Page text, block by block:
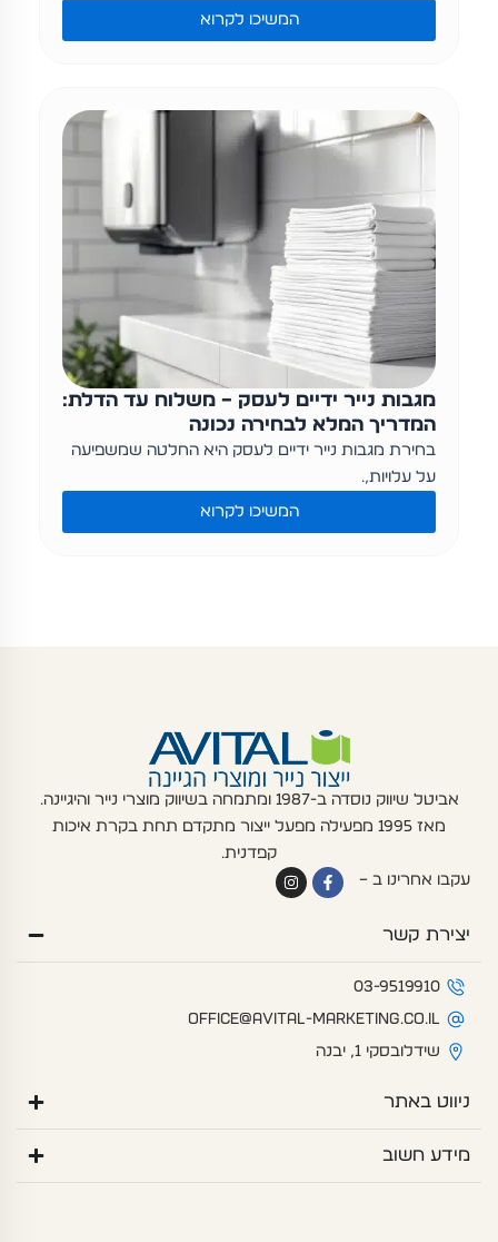
המשיכו לקרוא
מגבות נייר ידיים לעסק – משלוח עד הדלת:
המדריך המלא לבחירה נכונה
בחירת מגבות נייר ידיים לעסק היא החלטה שמשפיעה
על עלויות,…
המשיכו לקרוא
אביטל שיווק נוסדה ב-1987 ומתמחה בשיווק מוצרי נייר והיגיינה.
מאז 1995 מפעילה מפעל ייצור מתקדם תחת בקרת איכות
קפדנית.
עקבו אחרינו ב –
F
a
f
I
n
יצירת קשר
03-9519910
office@avital-marketing.co.il
שידלובסקי 1, יבנה
ניווט באתר
מידע חשוב